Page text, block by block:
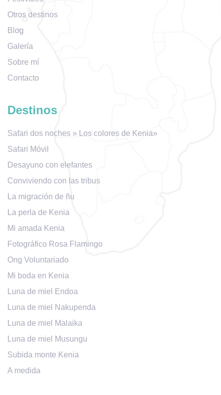
Otros destinos
Blog
Galería
Sobre mí
Contacto
Destinos
Safari dos noches » Los colores de Kenia»
Safari Móvil
Desayuno con elefantes
Conviviendo con las tribus
La migración de ñu
La perla de Kenia
Mi amada Kenia
Fotográfico Rosa Flamingo
Ong Voluntariado
Mi boda en Kenia
Luna de miel Endoa
Luna de miel Nakupenda
Luna de miel Malaika
Luna de miel Musungu
Subida monte Kenia
A medida